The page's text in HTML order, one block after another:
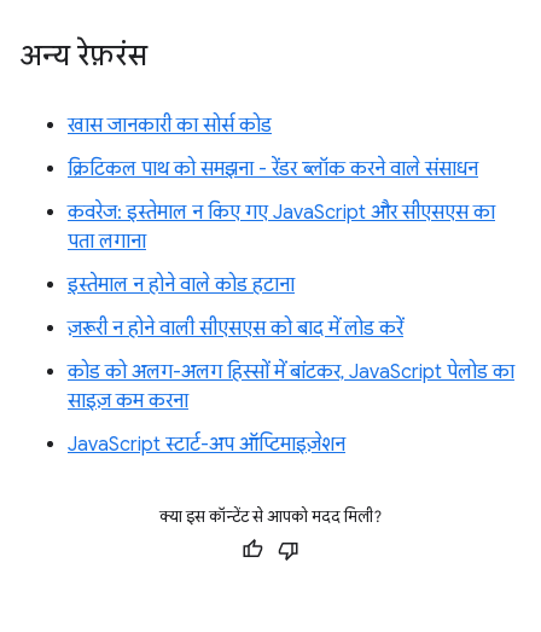
अन्य रेफ़रंस
खास जानकारी का सोर्स कोड
क्रिटिकल पाथ को समझना - रेंडर ब्लॉक करने वाले संसाधन
कवरेज: इस्तेमाल न किए गए JavaScript और सीएसएस का
पता लगाना
इस्तेमाल न होने वाले कोड हटाना
ज़रूरी न होने वाली सीएसएस को बाद में लोड करें
कोड को अलग-अलग हिस्सों में बांटकर, JavaScript पेलोड का
साइज़ कम करना
JavaScript स्टार्ट-अप ऑप्टिमाइज़ेशन
क्या इस कॉन्टेंट से आपको मदद मिली?